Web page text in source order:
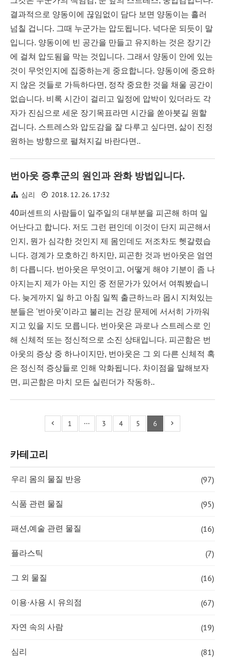
결과적으로 양동이에 끊임없이 담다 보면 양동이는 흘러
넘칠 겁니다. 그때 누군가는 압도됩니다. 넉다운 되듯이 말
입니다. 양동이에 빈 공간을 만들고 유지하는 것은 장기간
에 걸쳐 압도됨을 막는 것입니다. 그래서 양동이 안에 있는
것이 무엇인지에 집중하는게 중요합니다. 양동이에 중요하
지 않은 것들로 가득하다면, 정작 중요한 것을 채울 공간이
없습니다. 비록 시간이 걸리고 일정에 압박이 있더라도 각
자가 진심으로 세운 장기목표라면 시간을 쏟아붓길 원할
겁니다. 스트레스와 압도감을 잘 다루고 싶다면, 삶이 진정
원하는 방향으로 펼쳐지길 바란다면..
번아웃 증후군의 원인과 완화 방법입니다.
심리 2018. 12. 26. 17:32
40퍼센트의 사람들이 일주일의 대부분을 피곤해 하며 일
어난다고 합니다. 저도 그런 편인데 이것이 단지 피곤해서
인지, 뭔가 심각한 것인지 제 몸인데도 저조차도 헷갈렸습
니다. 경계가 모호하긴 하지만, 피곤한 것과 번아웃은 엄연
히 다릅니다. 번아웃은 무엇이고, 어떻게 해야 기분이 좀 나
아지는지 제가 아는 지인 중 전문가가 있어서 여쭤봤습니
다. 늦게까지 일 하고 아침 일찍 출근하느라 몹시 지쳐있는
분들은 '번아웃'이라고 불리는 건강 문제에 서서히 가까워
지고 있을 지도 모릅니다. 번아웃은 과로나 스트레스로 인
해 신체적 또는 정신적으로 소진 상태입니다. 피곤함은 번
아웃의 증상 중 하나이지만, 번아웃은 그 외 다른 신체적 혹
은 정신적 증상들로 인해 악화됩니다. 차이점을 말해보자
면, 피곤함은 마치 모든 실린더가 작동하..
1 ··· 3 4 5 6
카테고리
우리 몸의 물질 반응 (97)
식품 관련 물질 (95)
패션,예술 관련 물질 (16)
플라스틱 (7)
그 외 물질 (16)
이용·사용 시 유의점 (67)
자연 속의 사람 (19)
심리 (81)